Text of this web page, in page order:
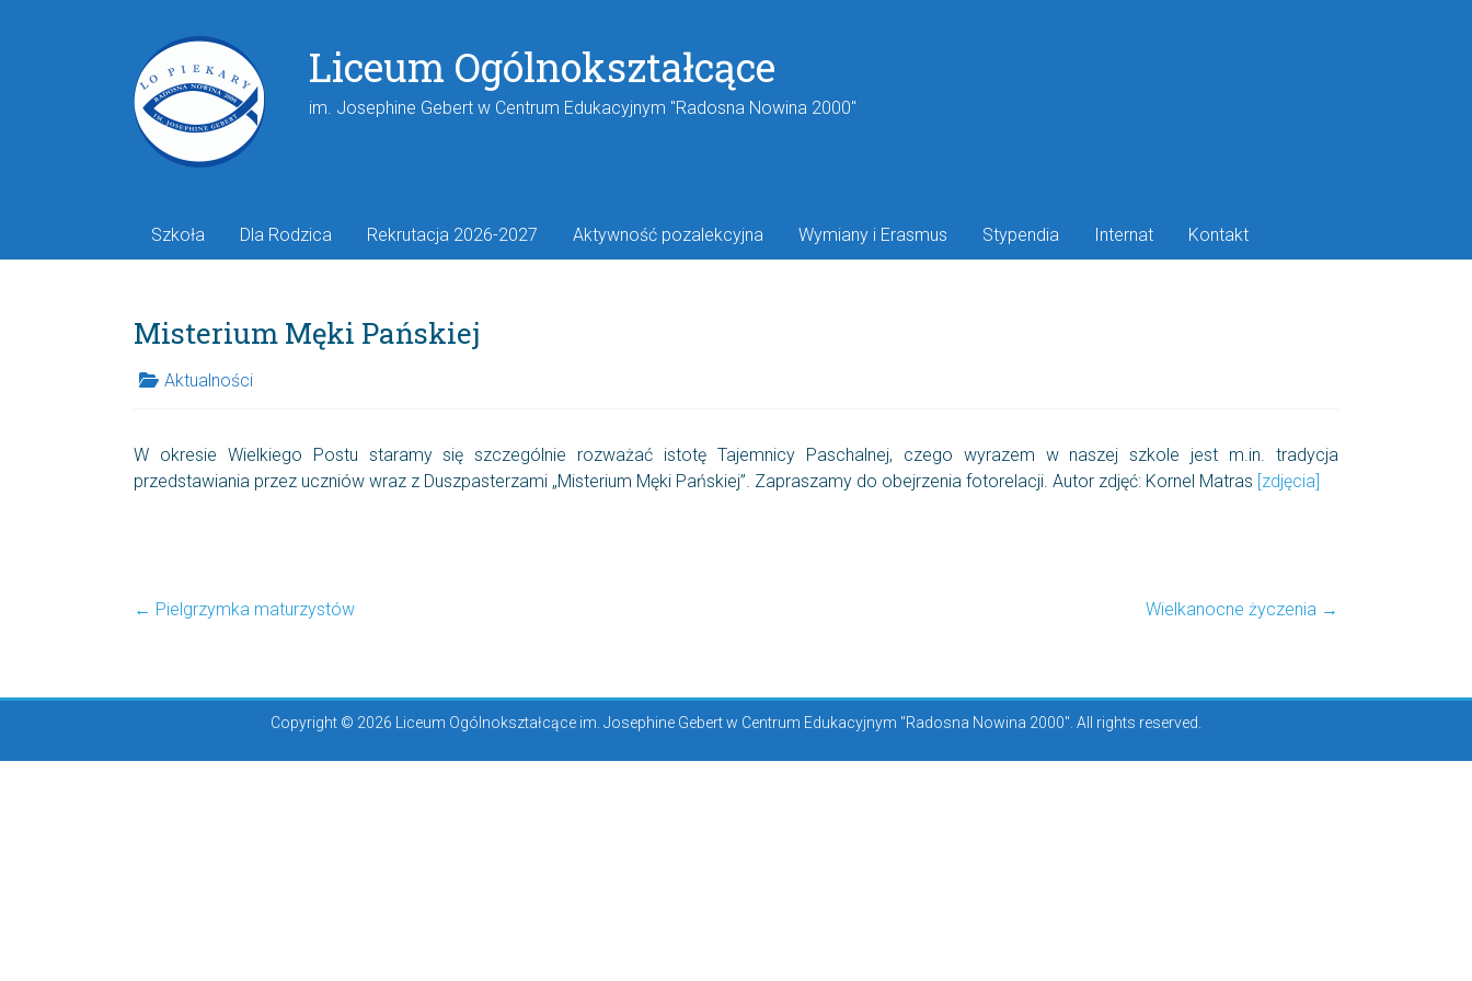
Liceum Ogólnokształcące
im. Josephine Gebert w Centrum Edukacyjnym "Radosna Nowina 2000"
Szkoła Dla Rodzica Rekrutacja 2026-2027 Aktywność pozalekcyjna Wymiany i Erasmus Stypendia Internat Kontakt
Misterium Męki Pańskiej
Aktualności
W okresie Wielkiego Postu staramy się szczególnie rozważać istotę Tajemnicy Paschalnej, czego wyrazem w naszej szkole jest m.in. tradycja
przedstawiania przez uczniów wraz z Duszpasterzami „Misterium Męki Pańskiej”. Zapraszamy do obejrzenia fotorelacji. Autor zdjęć: Kornel Matras [zdjęcia]
← Pielgrzymka maturzystów Wielkanocne życzenia →
Copyright © 2026 Liceum Ogólnokształcące im. Josephine Gebert w Centrum Edukacyjnym "Radosna Nowina 2000". All rights reserved.